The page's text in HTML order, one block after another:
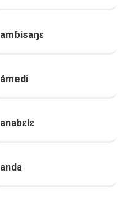
amɓisaŋɛ
ámedi
anabɛlɛ
anda